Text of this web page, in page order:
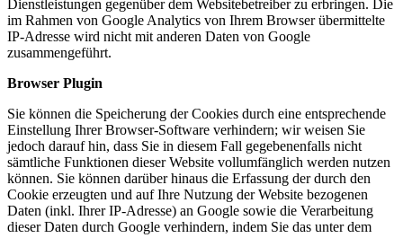
Dienstleistungen gegenüber dem Websitebetreiber zu erbringen. Die
im Rahmen von Google Analytics von Ihrem Browser übermittelte
IP-Adresse wird nicht mit anderen Daten von Google
zusammengeführt.
Browser Plugin
Sie können die Speicherung der Cookies durch eine entsprechende
Einstellung Ihrer Browser-Software verhindern; wir weisen Sie
jedoch darauf hin, dass Sie in diesem Fall gegebenenfalls nicht
sämtliche Funktionen dieser Website vollumfänglich werden nutzen
können. Sie können darüber hinaus die Erfassung der durch den
Cookie erzeugten und auf Ihre Nutzung der Website bezogenen
Daten (inkl. Ihrer IP-Adresse) an Google sowie die Verarbeitung
dieser Daten durch Google verhindern, indem Sie das unter dem